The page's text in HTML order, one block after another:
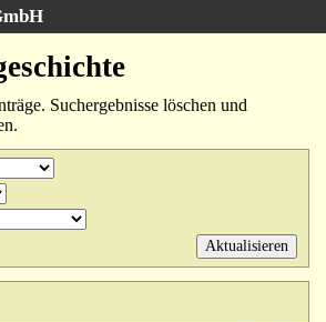
Suchergebnisse löschen und